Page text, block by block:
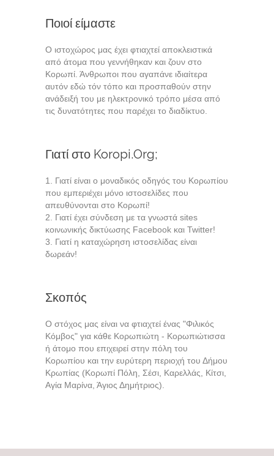
Ποιοί είμαστε
Ο ιστοχώρος μας έχει φτιαχτεί αποκλειστικά
από άτομα που γεννήθηκαν και ζουν στο
Κορωπί. Άνθρωποι που αγαπάνε ιδιαίτερα
αυτόν εδώ τόν τόπο και προσπαθούν στην
ανάδειξή του με ηλεκτρονικό τρόπο μέσα από
τις δυνατότητες που παρέχει το διαδίκτυο.
Γιατί στο Koropi.Org;
1. Γιατί είναι ο μοναδικός οδηγός του Κορωπίου
που εμπεριέχει μόνο ιστοσελίδες που
απευθύνονται στο Κορωπί!
2. Γιατί έχει σύνδεση με τα γνωστά sites
κοινωνικής δικτύωσης Facebook και Twitter!
3. Γιατί η καταχώρηση ιστοσελίδας είναι
δωρεάν!
Σκοπός
Ο στόχος μας είναι να φτιαχτεί ένας "Φιλικός
Κόμβος" για κάθε Κορωπιώτη - Κορωπιώτισσα
ή άτομο που επιχειρεί στην πόλη του
Κορωπίου και την ευρύτερη περιοχή του Δήμου
Κρωπίας (Κορωπί Πόλη, Σέσι, Καρελλάς, Κίτσι,
Αγία Μαρίνα, Άγιος Δημήτριος).